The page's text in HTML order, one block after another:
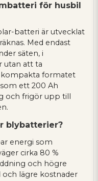
för husbil
batteri är utvecklat
Med endast
säten, i
utan att ta
kompakta formatet
ett 200 Ah
och frigör upp till
blybatterier?
energi som
cirka 80 %
och högre
och lägre kostnader